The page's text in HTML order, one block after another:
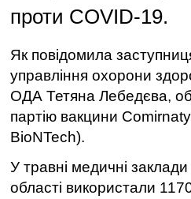
проти COVID-19.
Як повідомила
управління охорони
ОДА Тетяна Лебедєва,
партію вакцини
BioNTech).
У травні медичні заклади
області використали